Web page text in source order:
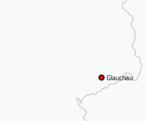
Glauchau